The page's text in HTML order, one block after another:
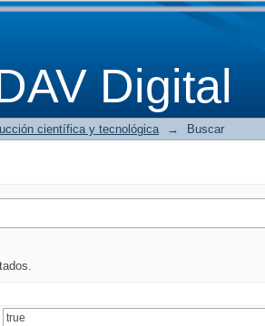
Digital
científica y tecnológica → Buscar